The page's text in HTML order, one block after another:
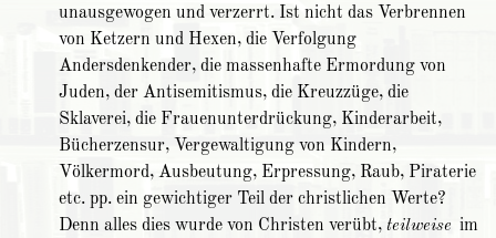
unausgewogen und verzerrt. Ist nicht das Verbrennen
von Ketzern und Hexen, die Verfolgung
Andersdenkender, die massenhafte Ermordung von
Juden, der Antisemitismus, die Kreuzzüge, die
Sklaverei, die Frauenunterdrückung, Kinderarbeit,
Bücherzensur, Vergewaltigung von Kindern,
Völkermord, Ausbeutung, Erpressung, Raub, Piraterie
etc. pp. ein gewichtiger Teil der christlichen Werte?
Denn alles dies wurde von Christen verübt,teilweise im